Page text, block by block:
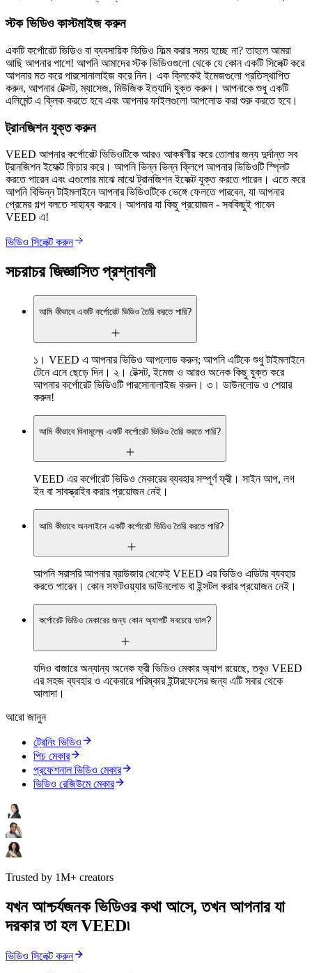
স্টক ভিডিও কাস্টমাইজ করুন
একটি কর্পোরেট ভিডিও বা ব্যবসায়িক ভিডিও ফিল্ম করার সময় হচ্ছে না? তাহলে আমরা
আছি আপনার পাশে! আপনি আমাদের স্টক ভিডিওগুলো থেকে যে কোন একটি সিলেক্ট করে
আপনার মত করে পারসোনালাইজ করে নিন। এক ক্লিকেই ইমেজগুলো প্রতিস্থাপিত
করুন, আপনার টেক্সট, ম্যাসেজ, মিউজিক ইত্যাদি যুক্ত করুন। আপনাকে শুধু একটি
এলিমেন্ট এ ক্লিক করতে হবে এবং আপনার ফাইলগুলো আপলোড করা শুরু করতে হবে।
ট্রানজিশন যুক্ত করুন
VEED আপনার কর্পোরেট ভিডিওটিকে আরও আকর্ষণীয় করে তোলার জন্য দুর্দান্ত সব
ট্রানজিশন ইফেক্ট ফিচার করে। আপনি ভিন্ন ভিন্ন ক্লিপে আপনার ভিডিওটি স্প্লিট
করতে পারেন এবং এগুলোর মাঝে মাঝে ট্রানজিশন ইফেক্ট যুক্ত করতে পারেন। এতে করে
আপনি বিভিন্ন টাইমলাইনে আপনার ভিডিওটিকে ভেঙ্গে ফেলতে পারবেন, যা আপনার
প্রেমের গল্প বলতে সাহায্য করবে। আপনার যা কিছু প্রয়োজন - সবকিছুই পাবেন
VEED এ!
ভিডিও সিলেক্ট করুন
সচরাচর জিজ্ঞাসিত প্রশ্নাবলী
আমি কীভাবে একটি কর্পোরেট ভিডিও তৈরি করতে পারি?
১। VEED এ আপনার ভিডিও আপলোড করুন; আপনি এটিকে শুধু টাইমলাইনে
টেনে এনে ছেড়ে দিন। ২। টেক্সট, ইমেজ ও আরও অনেক কিছু যুক্ত করে
আপনার কর্পোরেট ভিডিওটি পারসোনালাইজ করুন। ৩। ডাউনলোড ও শেয়ার
করুন!
আমি কীভাবে বিনামূল্যে একটি কর্পোরেট ভিডিও তৈরি করতে পারি?
VEED এর কর্পোরেট ভিডিও মেকারের ব্যবহার সম্পূর্ণ ফ্রী। সাইন আপ, লগ
ইন বা সাবস্ক্রাইব করার প্রয়োজন নেই।
আমি কীভাবে অনলাইনে একটি কর্পোরেট ভিডিও তৈরি করতে পারি?
আপনি সরাসরি আপনার ব্রাউজার থেকেই VEED এর ভিডিও এডিটর ব্যবহার
করতে পারেন। কোন সফটওয়্যার ডাউনলোড বা ইন্সটল করার প্রয়োজন নেই।
কর্পোরেট ভিডিও মেকারের জন্য কোন অ্যাপটি সবচেয়ে ভাল?
যদিও বাজারে অন্যান্য অনেক ফ্রী ভিডিও মেকার অ্যাপ রয়েছে, তবুও VEED
এর সহজ ব্যবহার ও একেবারে পরিষ্কার ইন্টারফেসের জন্য এটি সবার থেকে
আলাদা।
আরো জানুন
ট্রেনিং ভিডিও
পিচ মেকার
প্রফেশনাল ভিডিও মেকার
ভিডিও রেজিউমে মেকার
Trusted by 1M+ creators
যখন আশ্চর্যজনক ভিডিওর কথা আসে, তখন আপনার যা
দরকার তা হল VEED৷
ভিডিও সিলেক্ট করুন